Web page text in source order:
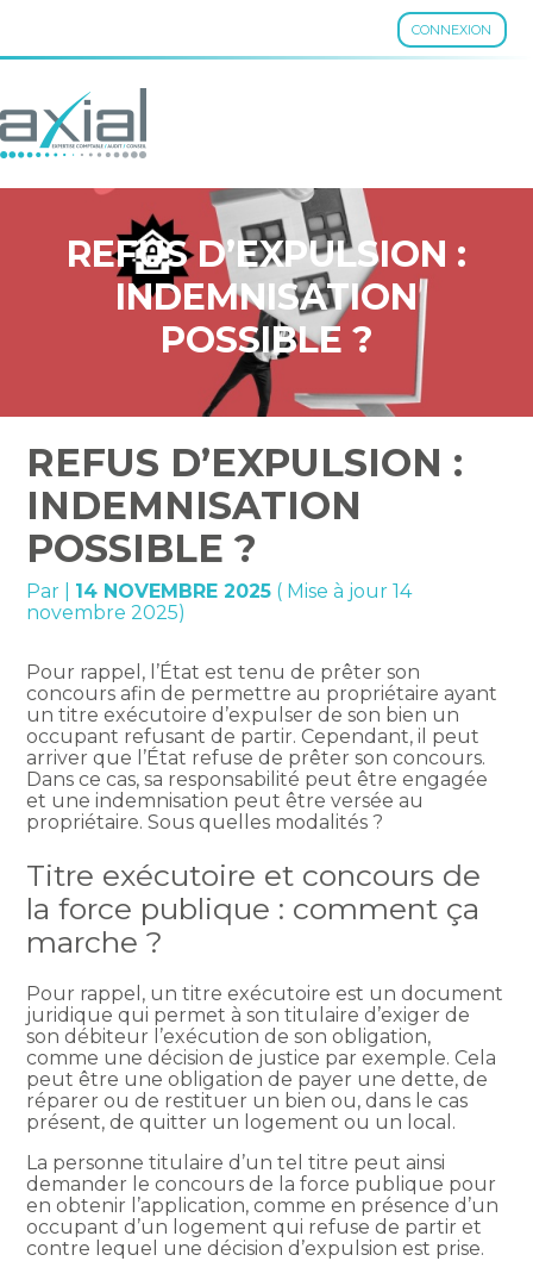
CONNEXION
Aller
au
REFUS D’EXPULSION :
INDEMNISATION
POSSIBLE ?
REFUS D’EXPULSION :
INDEMNISATION
POSSIBLE ?
Par 14 NOVEMBRE 2025 ( Mise à jour 14
novembre 2025)
Pour rappel, l’État est tenu de prêter son
concours afin de permettre au propriétaire ayant
un titre exécutoire d’expulser de son bien un
occupant refusant de partir. Cependant, il peut
arriver que l’État refuse de prêter son concours.
Dans ce cas, sa responsabilité peut être engagée
et une indemnisation peut être versée au
propriétaire. Sous quelles modalités ?
Titre exécutoire et concours de
la force publique : comment ça
marche ?
Pour rappel, un titre exécutoire est un document
juridique qui permet à son titulaire d’exiger de
son débiteur l’exécution de son obligation,
comme une décision de justice par exemple. Cela
peut être une obligation de payer une dette, de
réparer ou de restituer un bien ou, dans le cas
présent, de quitter un logement ou un local.
La personne titulaire d’un tel titre peut ainsi
demander le concours de la force publique pour
en obtenir l’application, comme en présence d’un
occupant d’un logement qui refuse de partir et
contre lequel une décision d’expulsion est prise.